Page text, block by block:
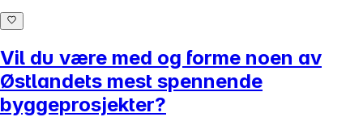
Vil du være med og forme noen av
Østlandets mest spennende
byggeprosjekter?